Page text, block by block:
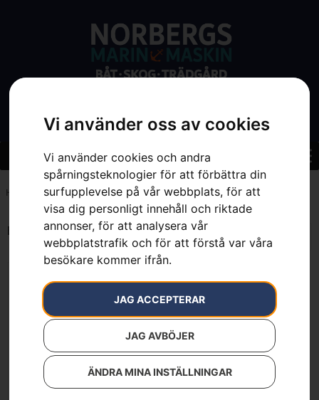
Vi använder oss av cookies
Vi använder cookies och andra
spårningsteknologier för att förbättra din
surfupplevelse på vår webbplats, för att
visa dig personligt innehåll och riktade
annonser, för att analysera vår
webbplatstrafik och för att förstå var våra
besökare kommer ifrån.
JAG ACCEPTERAR
JAG AVBÖJER
ÄNDRA MINA INSTÄLLNINGAR
Hem 7391883154830
Endast ett sökresultat